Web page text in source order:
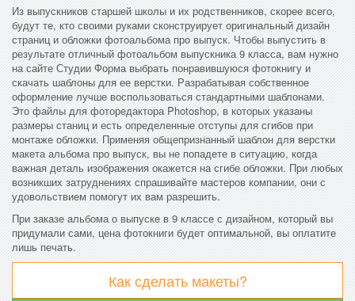
Из выпускников старшей школы и их родственников, скорее всего,
будут те, кто своими руками сконструирует оригинальный дизайн
страниц и обложки фотоальбома про выпуск. Чтобы выпустить в
результате отличный фотоальбом выпускника 9 класса, вам нужно
на сайте Студии Форма выбрать понравившуюся фотокнигу и
скачать шаблоны для ее верстки. Разрабатывая собственное
оформление лучше воспользоваться стандартными шаблонами.
Это файлы для фоторедактора Photoshop, в которых указаны
размеры станиц и есть определенные отступы для сгибов при
монтаже обложки. Применяя общепризнанный шаблон для верстки
макета альбома про выпуск, вы не попадете в ситуацию, когда
важная деталь изображения окажется на сгибе обложки. При любых
возникших затруднениях спрашивайте мастеров компании, они с
удовольствием помогут их вам разрешить.
При заказе альбома о выпуске в 9 классе с дизайном, который вы
придумали сами, цена фотокниги будет оптимальной, вы оплатите
лишь печать.
Как сделать макеты?